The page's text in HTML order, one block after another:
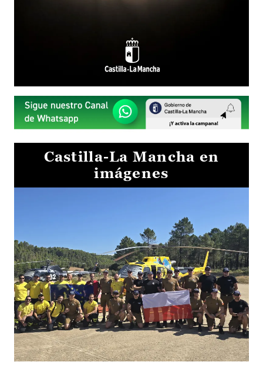
Castilla-La Mancha en
imágenes